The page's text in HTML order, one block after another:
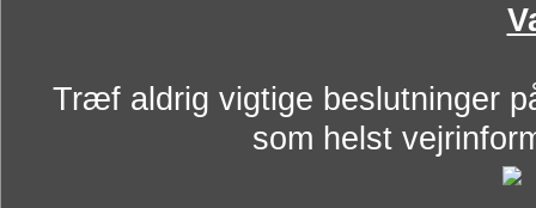
Træf aldrig vigtige beslutninger
som helst